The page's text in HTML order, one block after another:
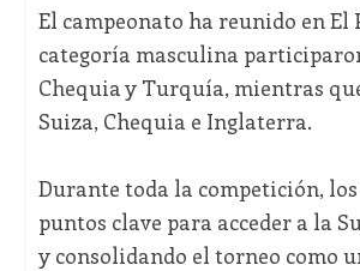
El campeonato ha reunido en El
categoría masculina
Chequia y Turquía, mientras
Suiza, Chequia e Inglaterra.
Durante toda la competición,
puntos clave para acceder a la
y consolidando el torneo como